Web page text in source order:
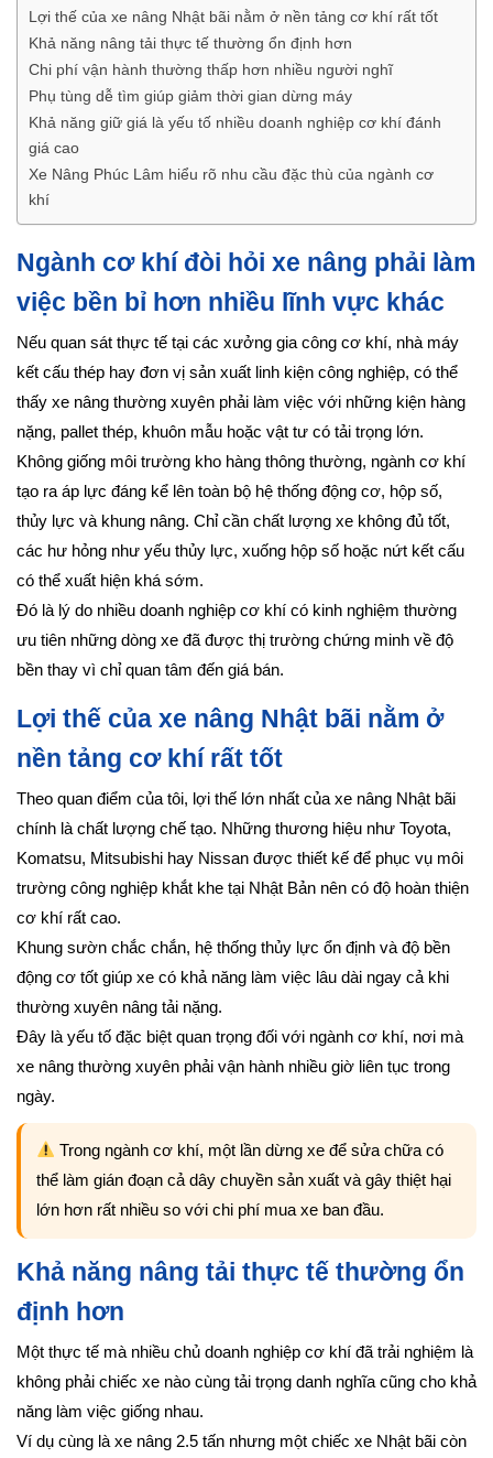
Lợi thế của xe nâng Nhật bãi nằm ở nền tảng cơ khí rất tốt
Khả năng nâng tải thực tế thường ổn định hơn
Chi phí vận hành thường thấp hơn nhiều người nghĩ
Phụ tùng dễ tìm giúp giảm thời gian dừng máy
Khả năng giữ giá là yếu tố nhiều doanh nghiệp cơ khí đánh
giá cao
Xe Nâng Phúc Lâm hiểu rõ nhu cầu đặc thù của ngành cơ
khí
Ngành cơ khí đòi hỏi xe nâng phải làm
việc bền bỉ hơn nhiều lĩnh vực khác
Nếu quan sát thực tế tại các xưởng gia công cơ khí, nhà máy
kết cấu thép hay đơn vị sản xuất linh kiện công nghiệp, có thể
thấy xe nâng thường xuyên phải làm việc với những kiện hàng
nặng, pallet thép, khuôn mẫu hoặc vật tư có tải trọng lớn.
Không giống môi trường kho hàng thông thường, ngành cơ khí
tạo ra áp lực đáng kể lên toàn bộ hệ thống động cơ, hộp số,
thủy lực và khung nâng. Chỉ cần chất lượng xe không đủ tốt,
các hư hỏng như yếu thủy lực, xuống hộp số hoặc nứt kết cấu
có thể xuất hiện khá sớm.
Đó là lý do nhiều doanh nghiệp cơ khí có kinh nghiệm thường
ưu tiên những dòng xe đã được thị trường chứng minh về độ
bền thay vì chỉ quan tâm đến giá bán.
Lợi thế của xe nâng Nhật bãi nằm ở
nền tảng cơ khí rất tốt
Theo quan điểm của tôi, lợi thế lớn nhất của xe nâng Nhật bãi
chính là chất lượng chế tạo. Những thương hiệu như Toyota,
Komatsu, Mitsubishi hay Nissan được thiết kế để phục vụ môi
trường công nghiệp khắt khe tại Nhật Bản nên có độ hoàn thiện
cơ khí rất cao.
Khung sườn chắc chắn, hệ thống thủy lực ổn định và độ bền
động cơ tốt giúp xe có khả năng làm việc lâu dài ngay cả khi
thường xuyên nâng tải nặng.
Đây là yếu tố đặc biệt quan trọng đối với ngành cơ khí, nơi mà
xe nâng thường xuyên phải vận hành nhiều giờ liên tục trong
ngày.
Trong ngành cơ khí, một lần dừng xe để sửa chữa có
thể làm gián đoạn cả dây chuyền sản xuất và gây thiệt hại
lớn hơn rất nhiều so với chi phí mua xe ban đầu.
Khả năng nâng tải thực tế thường ổn
định hơn
Một thực tế mà nhiều chủ doanh nghiệp cơ khí đã trải nghiệm là
không phải chiếc xe nào cùng tải trọng danh nghĩa cũng cho khả
năng làm việc giống nhau.
Ví dụ cùng là xe nâng 2.5 tấn nhưng một chiếc xe Nhật bãi còn